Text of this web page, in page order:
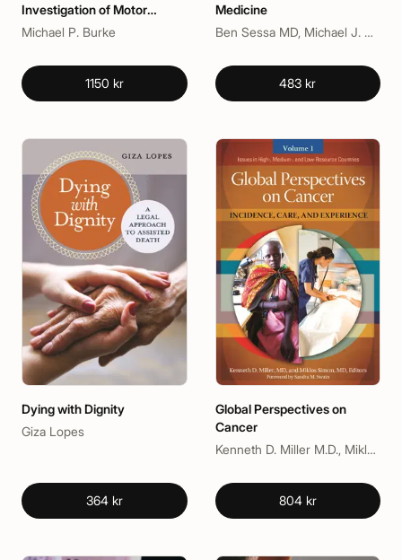
Investigation of Motor
Vehicle Incidents
Michael P. Burke
1150 kr
Medicine
Ben Sessa MD, Michael J. Winkelman
483 kr
Dying with Dignity
Giza Lopes
364 kr
Global Perspectives on
Cancer
Kenneth D. Miller M.D., Miklos Simon MD, Sandra M. Swain
804 kr